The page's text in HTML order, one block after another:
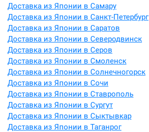
Доставка из Японии в Самару
Доставка из Японии в Санкт-Петербург
Доставка из Японии в Саратов
Доставка из Японии в Северодвинск
Доставка из Японии в Серов
Доставка из Японии в Смоленск
Доставка из Японии в Солнечногорск
Доставка из Японии в Сочи
Доставка из Японии в Ставрополь
Доставка из Японии в Сургут
Доставка из Японии в Сыктывкар
Доставка из Японии в Таганрог